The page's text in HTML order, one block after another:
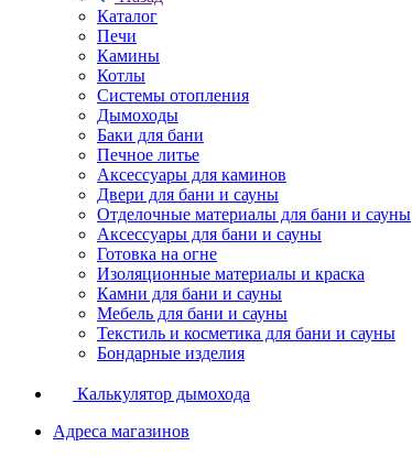
Каталог
Печи
Камины
Котлы
Системы отопления
Дымоходы
Баки для бани
Печное литье
Аксессуары для каминов
Двери для бани и сауны
Отделочные материалы для бани и сауны
Аксессуары для бани и сауны
Готовка на огне
Изоляционные материалы и краска
Камни для бани и сауны
Мебель для бани и сауны
Текстиль и косметика для бани и сауны
Бондарные изделия
Калькулятор дымохода
Адреса магазинов